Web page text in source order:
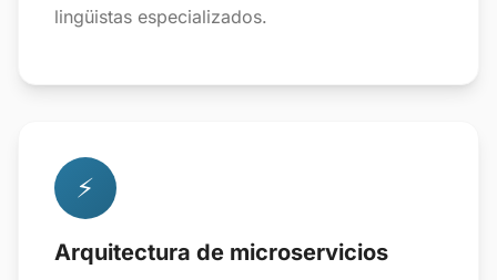
lingüistas especializados.
⚡
Arquitectura de microservicios